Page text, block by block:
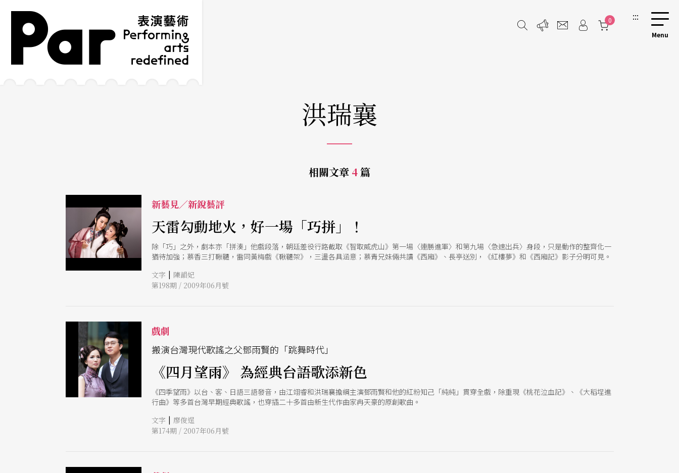
跳到主要內容區塊
網站導覽
0 :::
洪瑞襄
相關文章 4篇
新藝見／新銳藝評
天雷勾動地火，好一場「巧拼」！
除「巧」之外，劇本亦「拼湊」他戲段落，朝廷差役行路截取《智取威虎山》第一場〈連勝進軍〉和第九場〈急速出兵〉身段，只是動作的整齊化一
猶待加強；慕香三打鞦韆，雷同黃梅戲《鞦韆架》，三盪各具涵意；慕青兄妹倆共讀《西廂》、長亭送別，《紅樓夢》和《西廂記》影子分明可見。
文字 | 陳韻妃
第198期 / 2009年06月號
戲劇
搬演台灣現代歌謠之父鄧雨賢的「跳舞時代」
《四月望雨》 為經典台語歌添新色
《四季望雨》以台、客、日語三語發音，由江翊睿和洪瑞襄擔綱主演鄧雨賢和他的紅粉知己「純純」貫穿全戲，除重現《桃花泣血記》、《大稻埕進
行曲》等多首台灣早期經典歌謠，也穿插二十多首由新生代作曲家冉天豪的原創歌曲。
文字 | 廖俊逞
第174期 / 2007年06月號